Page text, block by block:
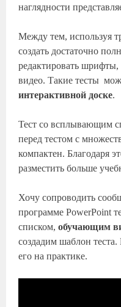
наглядности
Между тем, используя
создать достаточно
редактировать
видео. Такие тесты
интерактивной доске.
Тест со всплывающим
перед тестом с
компактен. Благодаря
разместить больше
Хочу сопроводить
программе PowerPoint
списком,обучающим
создадим шаблон
его на практике.